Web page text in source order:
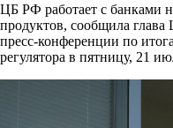
ЦБ РФ работает с банками
продуктов, сообщила
пресс-конференции по
регулятора в пятницу, 21